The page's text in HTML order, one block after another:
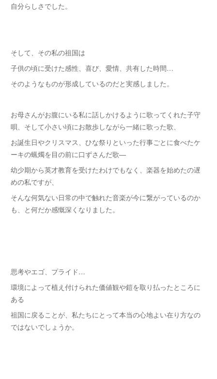
自分らしさでした。
そして、その私の祖国は
子供の頃に受けた感性、喜び、愛情、共有した時間…
そのようなものが形成しているのだと実感しました。
お母さんがお腹にいる私に話しかけるように歌ってくれた子守
唄、そして小さい頃にお散歩しながら一緒に歌った歌、
お誕生日やクリスマス、ひな祭りといった行事ごとに食べたケ
ーキの蝋燭を目の前に口ずさんだ歌—
幼少期から英才教育を受けたわけでもなく、楽器を始めたの遅
めの私ですが、
そんな何気ない日常の中で触れた音楽が今に繋がっているのか
も、と何だか感慨深くなりました。
思考やエゴ、プライド…
環境によって植え付けられた価値観や鎧を取り払ったところに
ある
祖国に戻ることが、私たちにとって本当の心地よい在り方なの
ではないでしょうか。